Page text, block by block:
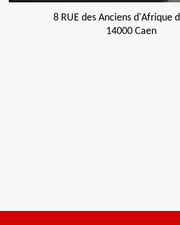
8 RUE des Anciens d'Afrique
14000 Caen